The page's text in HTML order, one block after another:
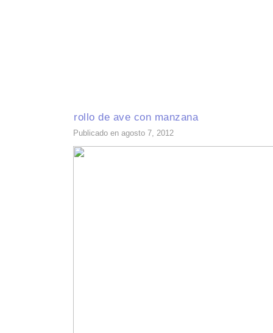
rollo de ave con manzana
Publicado en agosto 7, 2012